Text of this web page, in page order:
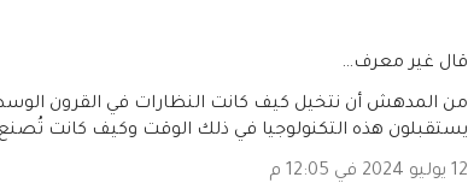
‏قال غير معرف…
من المدهش أن نتخيل كيف كانت النظارات في القرون
يستقبلون هذه التكنولوجيا في ذلك الوقت وكيف كانت تُصنع
12 يوليو 2024 في 12:05 م